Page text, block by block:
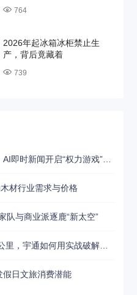
764
2026年起冰箱冰柜禁止生
产，背后竟藏着
739
Meta结盟媒体巨头，AI即时新闻开启“权力游戏”新江湖
材行业需求与价格
队与商业派逐鹿“新太空”
新能源矿卡突破1亿公里，宇通如何用实战破解行业最大瓶颈？
日文旅消费潜能